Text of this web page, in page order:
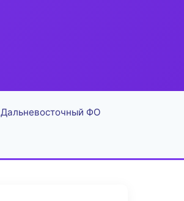
Дальневосточный ФО